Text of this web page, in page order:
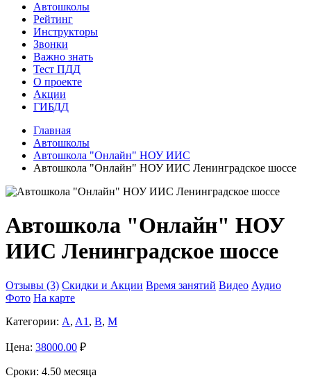
Автошколы
Рейтинг
Инструкторы
Звонки
Важно знать
Тест ПДД
О проекте
Акции
ГИБДД
Главная
Автошколы
Автошкола "Онлайн" НОУ ИИС
Автошкола "Онлайн" НОУ ИИС Ленинградское шоссе
Автошкола "Онлайн" НОУ
ИИС Ленинградское шоссе
Отзывы (3) Скидки и Акции Время занятий Видео Аудио
Фото На карте
Категории: A, A1 , B, M
Цена: 38000.00 ₽
Сроки: 4.50 месяца